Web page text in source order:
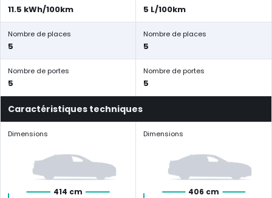
11.5 kWh/100km 5 L/100km
Nombre de places
5
Nombre de places
5
Nombre de portes
5
Nombre de portes
5
Caractéristiques techniques
Dimensions
414 cm
Dimensions
406 cm